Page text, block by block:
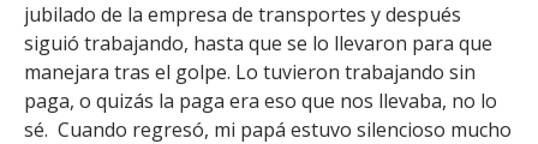
jubilado de la empresa de transportes y después
siguió trabajando, hasta que se lo llevaron para que
manejara tras el golpe. Lo tuvieron trabajando sin
paga, o quizás la paga era eso que nos llevaba, no lo
sé. Cuando regresó, mi papá estuvo silencioso mucho